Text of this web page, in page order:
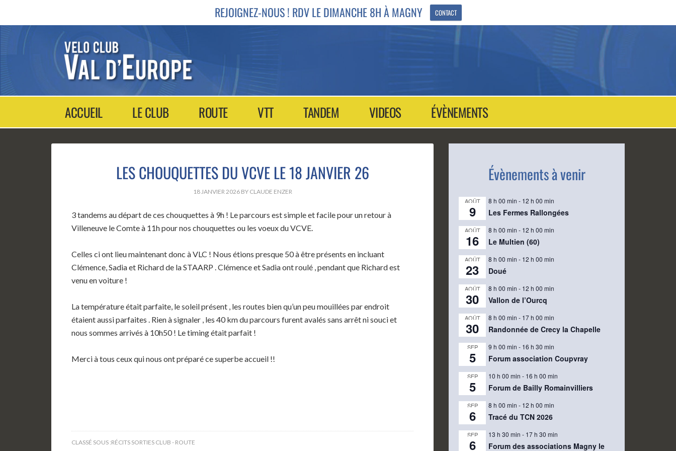
REJOIGNEZ-NOUS ! RDV LE DIMANCHE 8H À MAGNY CONTACT
ACCUEIL LE CLUB ROUTE VTT TANDEM VIDEOS ÉVÈNEMENTS
LES CHOUQUETTES DU VCVE LE 18 JANVIER 26
18 JANVIER 2026BY CLAUDE ENZER
3 tandems au départ de ces chouquettes à 9h ! Le parcours est simple et facile pour un retour à
Villeneuve le Comte à 11h pour nos chouquettes ou les voeux du VCVE.
Celles ci ont lieu maintenant donc à VLC ! Nous étions presque 50 à être présents en incluant
Clémence, Sadia et Richard de la STAARP . Clémence et Sadia ont roulé , pendant que Richard est
venu en voiture !
La température était parfaite, le soleil présent , les routes bien qu’un peu mouillées par endroit
étaient aussi parfaites . Rien à signaler , les 40 km du parcours furent avalés sans arrêt ni souci et
nous sommes arrivés à 10h50 ! Le timing était parfait !
Merci à tous ceux qui nous ont préparé ce superbe accueil !!
CLASSÉ SOUS :RÉCITS SORTIES CLUB - ROUTE
Évènements à venir
AOÛT
9
8 h 00 min - 12 h 00 min
Les Fermes Rallongées
AOÛT
16
8 h 00 min - 12 h 00 min
Le Multien (60)
AOÛT
23
8 h 00 min - 12 h 00 min
Doué
AOÛT
30
8 h 00 min - 12 h 00 min
Vallon de l’Ourcq
AOÛT
30
8 h 00 min - 17 h 00 min
Randonnée de Crecy la Chapelle
SEP
5
9 h 00 min - 16 h 30 min
Forum association Coupvray
SEP
5
10 h 00 min - 16 h 00 min
Forum de Bailly Romainvilliers
SEP
6
8 h 00 min - 12 h 00 min
Tracé du TCN 2026
SEP
6
13 h 30 min - 17 h 30 min
Forum des associations Magny le